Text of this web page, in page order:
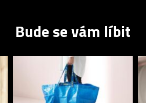
Bude se vám líbit